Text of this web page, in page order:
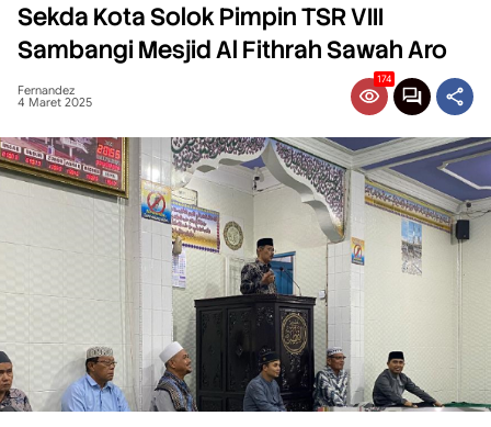
Sekda Kota Solok Pimpin TSR VIII
Sambangi Mesjid Al Fithrah Sawah Aro
Fernandez
4 Maret 2025
174